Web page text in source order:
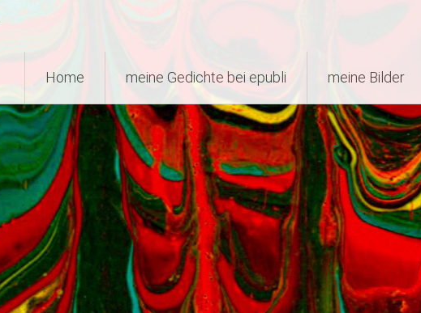
Home meine Gedichte bei epubli meine Bilder